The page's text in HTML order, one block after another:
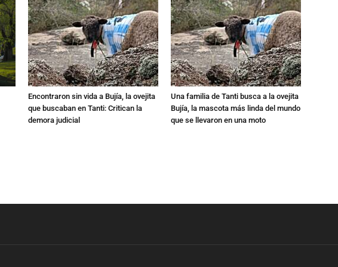
Encontraron sin vida a Bujía, la ovejita
que buscaban en Tanti: Critican la
demora judicial
Una familia de Tanti busca a la ovejita
Bujía, la mascota más linda del mundo
que se llevaron en una moto